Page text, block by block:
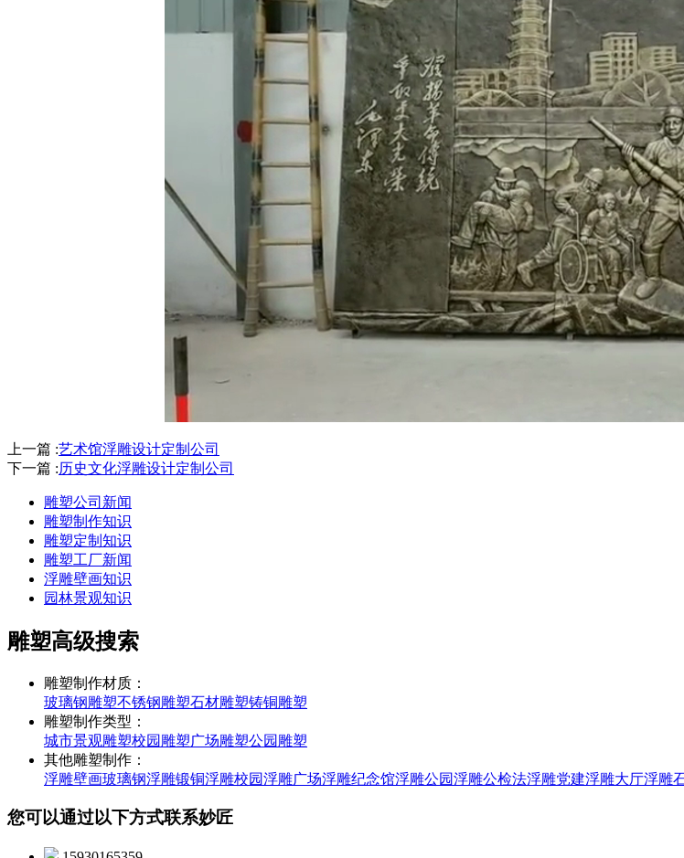
上一篇 :艺术馆浮雕设计定制公司
下一篇 :历史文化浮雕设计定制公司
雕塑公司新闻
雕塑制作知识
雕塑定制知识
雕塑工厂新闻
浮雕壁画知识
园林景观知识
雕塑高级搜索
雕塑制作材质：
玻璃钢雕塑不锈钢雕塑石材雕塑铸铜雕塑
雕塑制作类型：
城市景观雕塑校园雕塑广场雕塑公园雕塑
其他雕塑制作：
浮雕壁画玻璃钢浮雕锻铜浮雕校园浮雕广场浮雕纪念馆浮雕公园浮雕公检法浮雕党建浮雕大厅浮雕
您可以通过以下方式联系妙匠